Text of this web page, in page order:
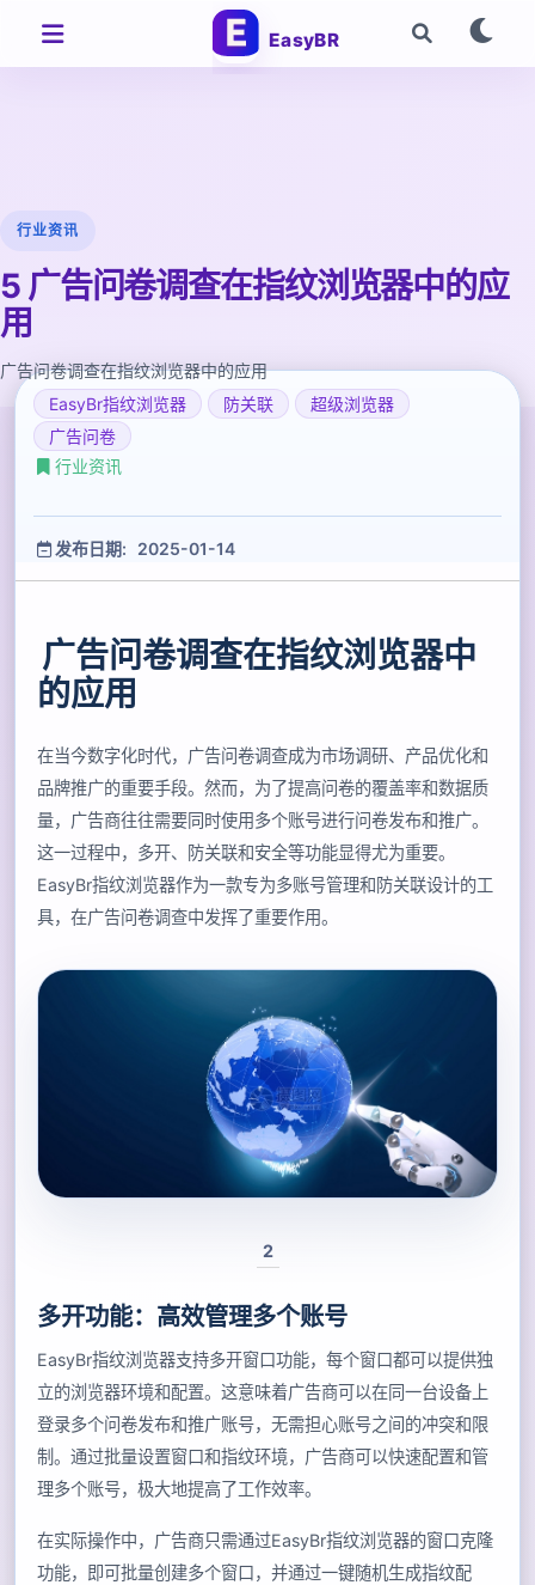
EasyBR
行业资讯
5 广告问卷调查在指纹浏览器中的应
用
广告问卷调查在指纹浏览器中的应用
EasyBr指纹浏览器
防关联
超级浏览器
广告问卷
行业资讯
发布日期: 2025-01-14
广告问卷调查在指纹浏览器中
的应用
在当今数字化时代，广告问卷调查成为市场调研、产品优化和
品牌推广的重要手段。然而，为了提高问卷的覆盖率和数据质
量，广告商往往需要同时使用多个账号进行问卷发布和推广。
这一过程中，多开、防关联和安全等功能显得尤为重要。
EasyBr指纹浏览器作为一款专为多账号管理和防关联设计的工
具，在广告问卷调查中发挥了重要作用。
2
多开功能：高效管理多个账号
EasyBr指纹浏览器支持多开窗口功能，每个窗口都可以提供独
立的浏览器环境和配置。这意味着广告商可以在同一台设备上
登录多个问卷发布和推广账号，无需担心账号之间的冲突和限
制。通过批量设置窗口和指纹环境，广告商可以快速配置和管
理多个账号，极大地提高了工作效率。
在实际操作中，广告商只需通过EasyBr指纹浏览器的窗口克隆
功能，即可批量创建多个窗口，并通过一键随机生成指纹配